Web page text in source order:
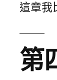
這章我
第